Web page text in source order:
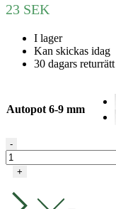
23 SEK
I lager
Kan skickas idag
30 dagars returrätt
Autopot 6-9 mm
16
6/9
T-
-
+